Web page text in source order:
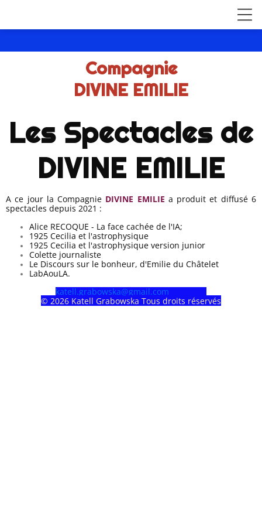
Compagnie
DIVINE EMILIE
Les Spectacles de
DIVINE EMILIE
A ce jour la Compagnie DIVINE EMILIE a produit et diffusé 6
spectacles depuis 2021 :
Alice RECOQUE - La face cachée de l'IA;
1925 Cecilia et l'astrophysique
1925 Cecilia et l'astrophysique version junior
Colette journaliste
Le Discours sur le bonheur, d'Emilie du Châtelet
LabAouLA.
katell.grabowska@gmail.com
© 2026 Katell Grabowska Tous droits réservés